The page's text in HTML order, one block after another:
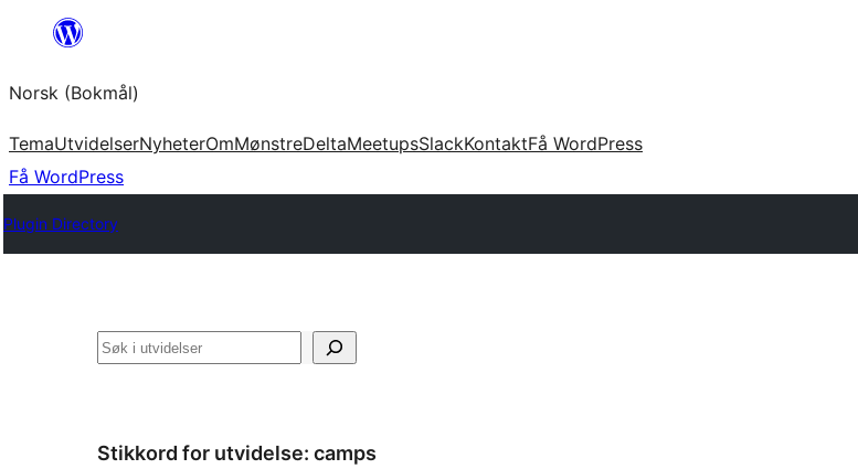
Hopp
innhold
Norsk (Bokmål)
TemaUtvidelserNyheterOmMønstreDeltaMeetupsSlackKontaktFå WordPress
Få WordPress
Plugin Directory
Søk
Stikkord for utvidelse: camps